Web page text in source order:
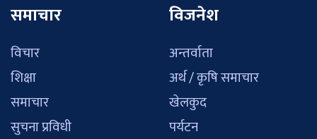
समाचार
विचार
शिक्षा
समाचार
सुचना प्रविधी
विजनेश
अन्तर्वाता
अर्थ / कृषि समाचार
खेलकुद
पर्यटन